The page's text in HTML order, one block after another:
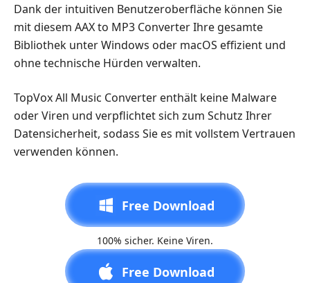
Dank der intuitiven Benutzeroberfläche können Sie
mit diesem AAX to MP3 Converter Ihre gesamte
Bibliothek unter Windows oder macOS effizient und
ohne technische Hürden verwalten.
TopVox All Music Converter enthält keine Malware
oder Viren und verpflichtet sich zum Schutz Ihrer
Datensicherheit, sodass Sie es mit vollstem Vertrauen
verwenden können.
Free Download
100% sicher. Keine Viren.
Free Download